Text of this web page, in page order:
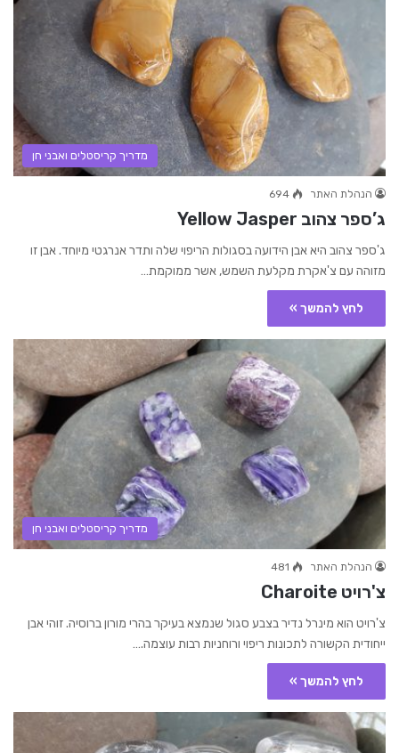
מדריך קריסטלים ואבני חן
הנהלת האתר 694
ג’ספר צהוב Yellow Jasper
ג'ספר צהוב היא אבן הידועה בסגולות הריפוי שלה ותדר אנרגטי מיוחד. אבן זו
מזוהה עם צ'אקרת מקלעת השמש, אשר ממוקמת…
לחץ להמשך »
מדריך קריסטלים ואבני חן
הנהלת האתר 481
צ'רויט Charoite
צ'רויט הוא מינרל נדיר בצבע סגול שנמצא בעיקר בהרי מורון ברוסיה. זוהי אבן
ייחודית הקשורה לתכונות ריפוי ורוחניות רבות עוצמה.…
לחץ להמשך »